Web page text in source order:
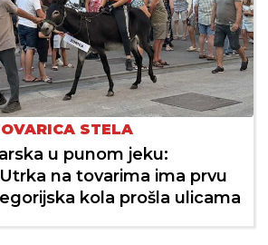
STELA
u punom jeku:
na tovarima ima prvu
kola prošla ulicama